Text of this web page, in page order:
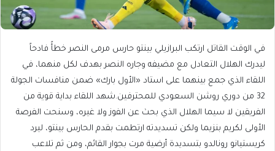
في الوقت القاتل ارتكب البرازيلي بينتو حارس مرمى النصر خطأً فادحاً
ليدرك الهلال التعادل مع مضيفه وجاره النصر بهدف لكل منهما، في
اللقاء الذي جمع بينهما على استاد «الأول بارك» ضمن منافسات الجولة
32 من دوري روشن السعودي للمحترفين.شهد اللقاء بداية قوية من
الفريقين ﻻ سيما الهلال الذي بحث عن الفوز ولا غيره، وسنحت الفرصة
اﻷولى لكريم بنزيما ولكن تسديدته ارتطمت بقدم الحارس بينتو، ليرد
كريستيانو رونالدو بتسديدة أرضية مرت بجوار القائم، ومن ثم تلاعب